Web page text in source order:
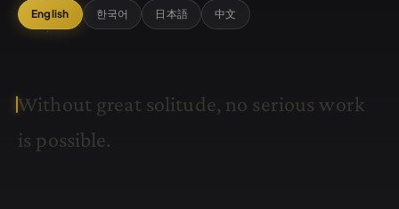
English 한국어 日本語 中文
Without great solitude, no serious work
is possible.